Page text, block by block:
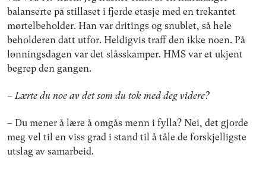
balanserte på stillaset i fjerde etasje med en trekantet
mørtelbeholder. Han var dritings og snublet, så hele
beholderen datt utfor. Heldigvis traff den ikke noen. På
lønningsdagen var det slåsskamper. HMS var et ukjent
begrep den gangen.
– Lærte du noe av det som du tok med deg videre?
– Du mener å lære å omgås menn i fylla? Nei, det gjorde
meg vel til en viss grad i stand til å tåle de forskjelligste
utslag av samarbeid.